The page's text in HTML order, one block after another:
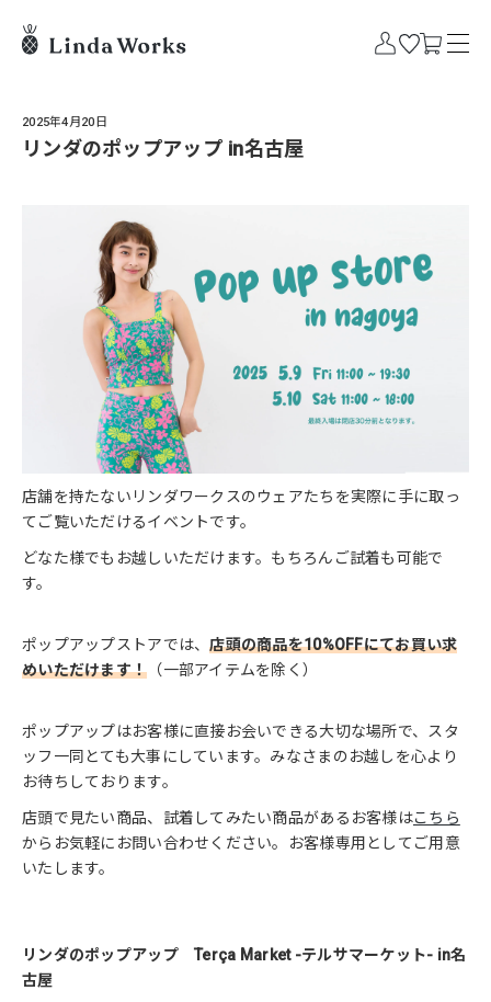
2025年4月20日
リンダのポップアップ in名古屋
店舗を持たないリンダワークスのウェアたちを実際に手に取っ
てご覧いただけるイベントです。
どなた様でもお越しいただけます。もちろんご試着も可能で
す。
ポップアップストアでは、店頭の商品を10%OFFにてお買い求
めいただけます！ （一部アイテムを除く）
ポップアップはお客様に直接お会いできる大切な場所で、スタ
ッフ一同とても大事にしています。みなさまのお越しを心より
お待ちしております。
店頭で見たい商品、試着してみたい商品があるお客様はこちら
からお気軽にお問い合わせください。お客様専用としてご用意
いたします。
リンダのポップアップ Terça Market -テルサマーケット- in名
古屋